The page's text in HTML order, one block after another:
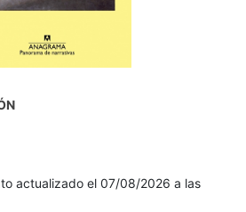
actualizado el 07/08/2026 a las